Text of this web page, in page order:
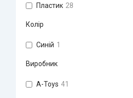
Пластик 28
Колір
Синій 1
Виробник
A-Toys 41